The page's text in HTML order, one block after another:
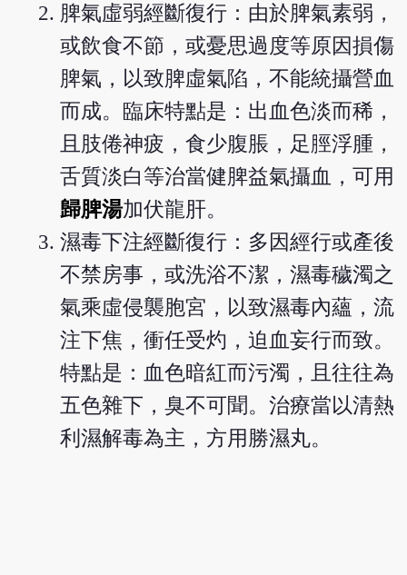
脾氣虛弱經斷復行：由於脾氣素弱，
或飲食不節，或憂思過度等原因損傷
脾氣，以致脾虛氣陷，不能統攝營血
而成。臨床特點是：出血色淡而稀，
且肢倦神疲，食少腹脹，足脛浮腫，
舌質淡白等治當健脾益氣攝血，可用
歸脾湯加伏龍肝。
濕毒下注經斷復行：多因經行或產後
不禁房事，或洗浴不潔，濕毒穢濁之
氣乘虛侵襲胞宮，以致濕毒內蘊，流
注下焦，衝任受灼，迫血妄行而致。
特點是：血色暗紅而污濁，且往往為
五色雜下，臭不可聞。治療當以清熱
利濕解毒為主，方用勝濕丸。